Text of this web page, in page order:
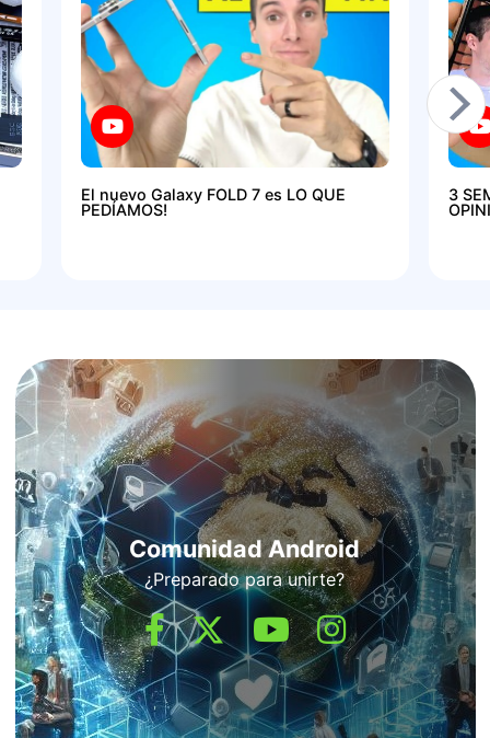
El nuevo Galaxy FOLD 7 es LO QUE
PEDÍAMOS!
3
Comunidad Android
¿Preparado para unirte?